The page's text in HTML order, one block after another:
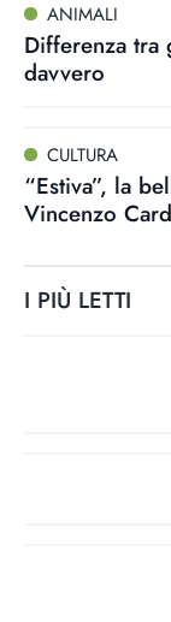
ANIMALI
Differenza tra
davvero
CULTURA
“Estiva”, la
Vincenzo
I PIÙ LETTI